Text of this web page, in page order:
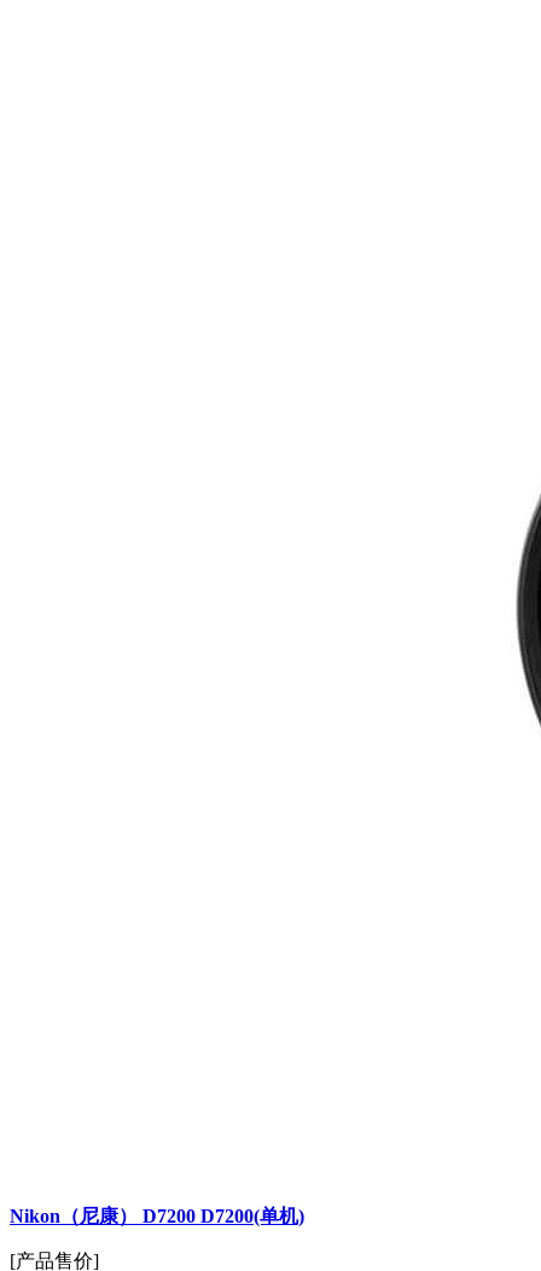
Nikon（尼康） D7200 D7200(单机)
[产品售价]